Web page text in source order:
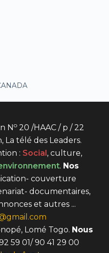
No20 /HAAC / p / 22
La télé des Leaders.
: Social , culture,
. Nos
couverture
documentaires,
et autres ...
Lomé Togo. Nous
59 01/ 90 41 29 00